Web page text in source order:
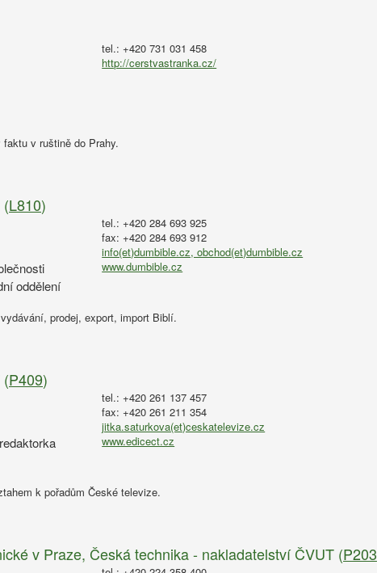
tel.: +420 731 031 458
http://cerstvastranka.cz/
v ruštině do Prahy.
L810)
oddělení
tel.: +420 284 693 925
fax: +420 284 693 912
info(et)dumbible.cz, obchod(et)dumbible.cz
www.dumbible.cz
prodej, export, import Biblí.
P409)
tel.: +420 261 137 457
fax: +420 261 211 354
jitka.saturkova(et)ceskatelevize.cz
www.edicect.cz
k pořadům České televize.
v Praze, Česká technika - nakladatelství ČVUT (P203